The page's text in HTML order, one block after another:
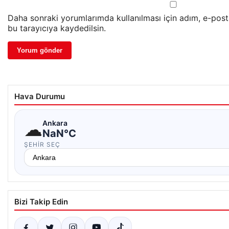
Daha sonraki yorumlarımda kullanılması için adım, e-
bu tarayıcıya kaydedilsin.
Hava Durumu
☁Ankara
NaN°C
ŞEHIR SEÇ
Bizi Takip Edin